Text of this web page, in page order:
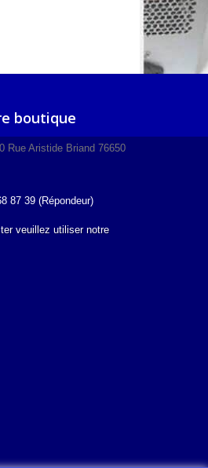
boutique
Rue Aristide Briand 76650
87 39 (Répondeur)
veuillez utiliser notre